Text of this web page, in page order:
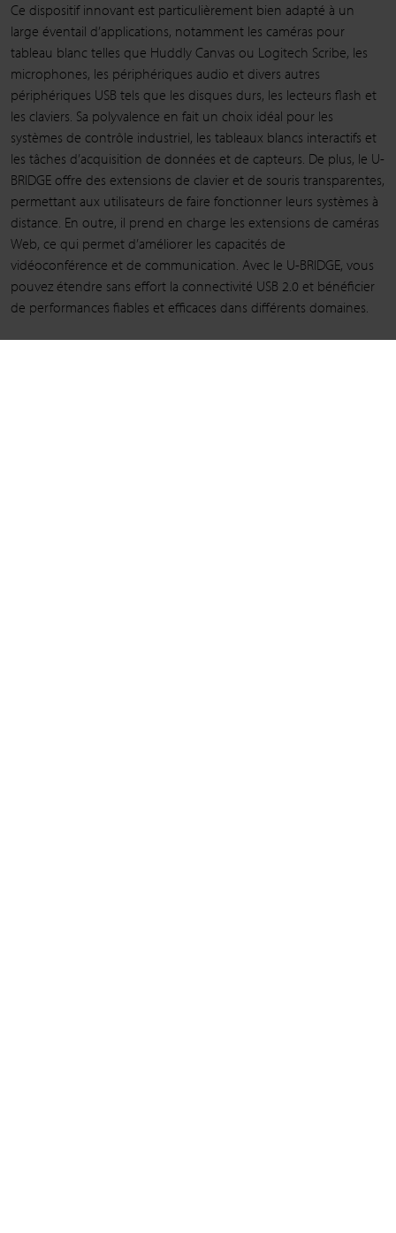
Ce dispositif innovant est particulièrement bien adapté à un
large éventail d’applications, notamment les caméras pour
tableau blanc telles que Huddly Canvas ou Logitech Scribe, les
microphones, les périphériques audio et divers autres
périphériques USB tels que les disques durs, les lecteurs flash et
les claviers. Sa polyvalence en fait un choix idéal pour les
systèmes de contrôle industriel, les tableaux blancs interactifs et
les tâches d’acquisition de données et de capteurs. De plus, le U-
BRIDGE offre des extensions de clavier et de souris transparentes,
permettant aux utilisateurs de faire fonctionner leurs systèmes à
distance. En outre, il prend en charge les extensions de caméras
Web, ce qui permet d’améliorer les capacités de
vidéoconférence et de communication. Avec le U-BRIDGE, vous
pouvez étendre sans effort la connectivité USB 2.0 et bénéficier
de performances fiables et efficaces dans différents domaines.